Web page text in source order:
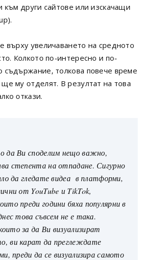
към други сайтове или изскачащи
върху увеличаването на средното
Колкото по-интересно и по-
съдържание, толкова повече време
му отделят. В резултат на това
откази.
да Ви споделим нещо важно,
степента на отпадане. Сигурно
да гледате видеа в платформи,
от YouTube и TikTok,
преди години бяха популярни в
това съвсем не е така.
за да Ви визуализират
ви карат да преглеждате
преди да се визуализира самото